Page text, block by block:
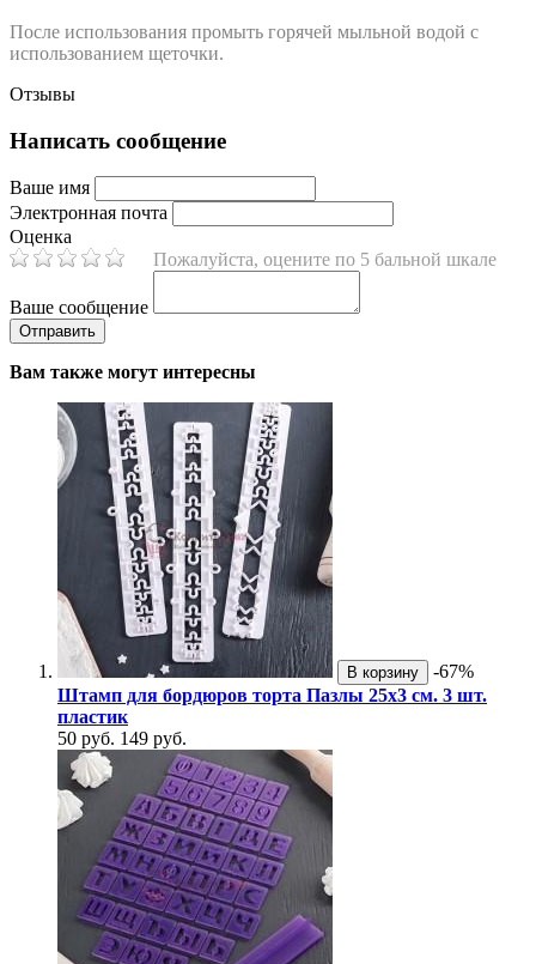
После использования промыть горячей мыльной водой с
использованием щеточки.
Отзывы
Написать сообщение
Ваше имя
Электронная почта
Оценка
Пожалуйста, оцените по 5 бальной шкале
Ваше сообщение
Вам также могут интересны
В корзину
-67%
Штамп для бордюров торта Пазлы 25х3 см. 3 шт.
пластик
50 руб. 149 руб.